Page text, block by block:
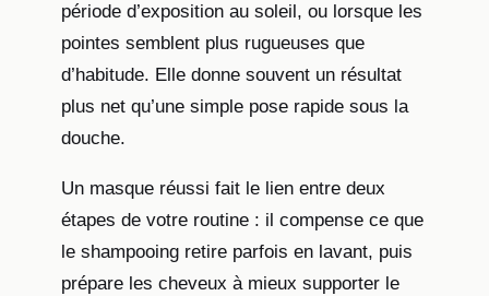
période d’exposition au soleil, ou lorsque les
pointes semblent plus rugueuses que
d’habitude. Elle donne souvent un résultat
plus net qu’une simple pose rapide sous la
douche.
Un masque réussi fait le lien entre deux
étapes de votre routine : il compense ce que
le shampooing retire parfois en lavant, puis
prépare les cheveux à mieux supporter le